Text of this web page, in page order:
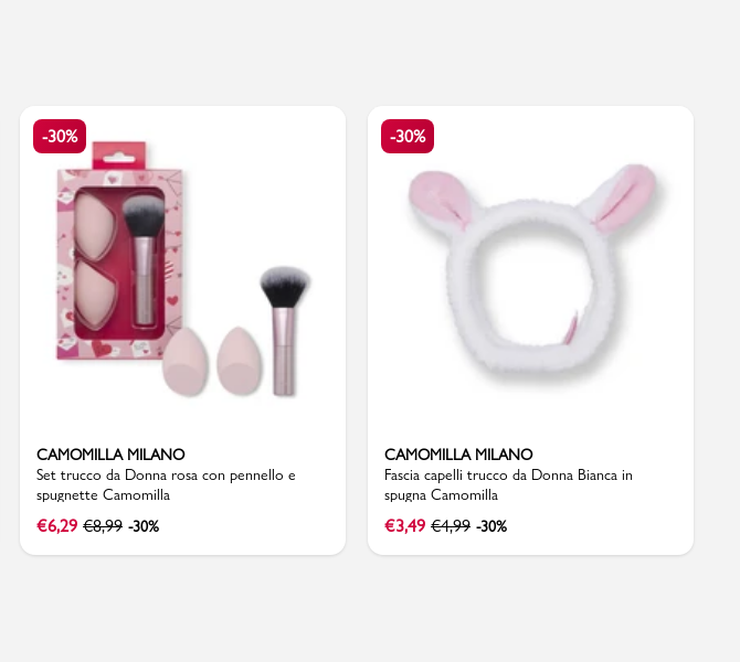
-30%
CAMOMILLA MILANO
Set trucco da Donna rosa con pennello e
spugnette Camomilla
€6,29 €8,99 -30%
-30%
CAMOMILLA MILANO
Fascia capelli trucco da Donna Bianca in
spugna Camomilla
€3,49 €4,99 -30%